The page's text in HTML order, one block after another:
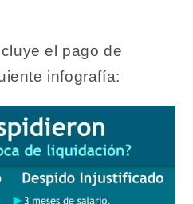
el pago de
infografía: